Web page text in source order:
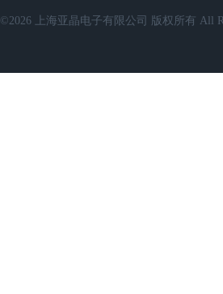
©2026 上海亚晶电子有限公司 版权所有 All